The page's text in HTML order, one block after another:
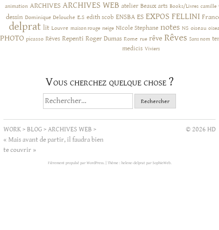
animation ARCHIVES ARCHIVES WEB atelier Beaux arts Books/Livres camille
dessin Dominique Delouche E.S edith scob ENSBA ES EXPOS FELLINI
delprat lit Louvre maison rouge neige NIcole Stephane notes NS oiseau
PHOTO picasso Rêves Repenti Roger Dumas Rome rue rêve Rêves Sans nom
medicis Viviers
Vous cherchez quelque chose ?
Rechercher :
WORK>BLOG>ARCHIVES WEB >
« Mais avant de partir, il faudra bien
te couvrir »
© 2026 HD
Fièrement propulsé par WordPress. Thème : helene-delprat par SophieWeb.